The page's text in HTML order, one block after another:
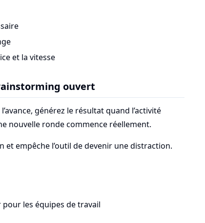
et la vitesse
ouvert
générez le résultat quand l’activité
nouvelle ronde commence réellement.
et empêche l’outil de devenir une distraction.
les équipes de travail